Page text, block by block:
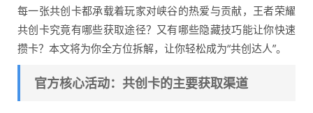
每一张共创卡都承载着玩家对峡谷的热爱与贡献，王者荣耀
共创卡究竟有哪些获取途径？又有哪些隐藏技巧能让你快速
攒卡？本文将为你全方位拆解，让你轻松成为“共创达人”。
官方核心活动：共创卡的主要获取渠道